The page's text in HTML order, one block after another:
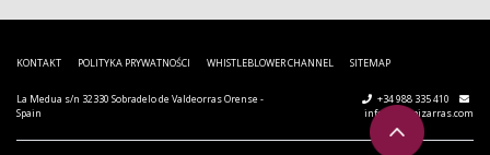
KONTAKT POLITYKA PRYWATNOŚCI WHISTLEBLOWER CHANNEL SITEMAP
La Medua s/n 32330 Sobradelo de Valdeorras Orense -
Spain
+34 988 335 410
info@cupapizarras.com